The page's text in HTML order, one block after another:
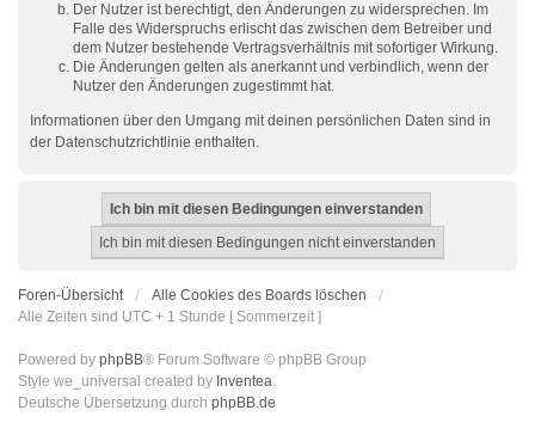
Der Nutzer ist berechtigt, den Änderungen zu widersprechen. Im
Falle des Widerspruchs erlischt das zwischen dem Betreiber und
dem Nutzer bestehende Vertragsverhältnis mit sofortiger Wirkung.
Die Änderungen gelten als anerkannt und verbindlich, wenn der
Nutzer den Änderungen zugestimmt hat.
Informationen über den Umgang mit deinen persönlichen Daten sind in
der Datenschutzrichtlinie enthalten.
Foren-Übersicht
Alle Cookies des Boards löschen
Alle Zeiten sind UTC + 1 Stunde [ Sommerzeit ]
Powered by phpBB® Forum Software © phpBB Group
Style we_universal created by Inventea.
Deutsche Übersetzung durch phpBB.de